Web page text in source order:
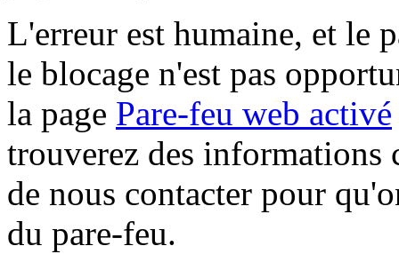
L'erreur est humaine, et le
le blocage n'est pas
la page Pare-feu web activé
trouverez des informations
de nous contacter pour
du pare-feu.